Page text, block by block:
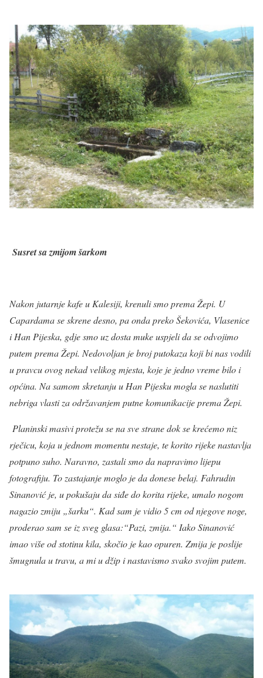
Susret sa zmijom šarkom
Nakon jutarnje kafe u Kalesiji, krenuli smo prema Žepi. U
Capardama se skrene desno, pa onda preko Šekovića, Vlasenice
i Han Pijeska, gdje smo uz dosta muke uspjeli da se odvojimo
putem prema Žepi. Nedovoljan je broj putokaza koji bi nas vodili
u pravcu ovog nekad velikog mjesta, koje je jedno vreme bilo i
općina. Na samom skretanju u Han Pijesku mogla se naslutiti
nebriga vlasti za održavanjem putne komunikacije prema Žepi.
Planinski masivi protežu se na sve strane dok se krećemo niz
rječicu, koja u jednom momentu nestaje, te korito rijeke nastavlja
potpuno suho. Naravno, zastali smo da napravimo lijepu
fotografiju. To zastajanje moglo je da donese belaj. Fahrudin
Sinanović je, u pokušaju da siđe do korita rijeke, umalo nogom
nagazio zmiju „šarku“. Kad sam je vidio 5 cm od njegove noge,
proderao sam se iz sveg glasa:“Pazi, zmija.“ Iako Sinanović
imao više od stotinu kila, skočio je kao opuren. Zmija je poslije
šmugnula u travu, a mi u džip i nastavismo svako svojim putem.